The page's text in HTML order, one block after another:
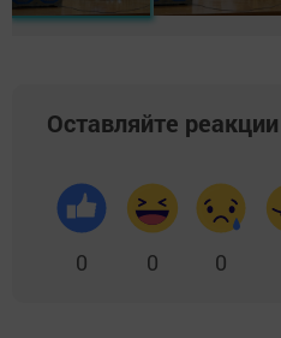
Оставляйте реакции
0 0 0